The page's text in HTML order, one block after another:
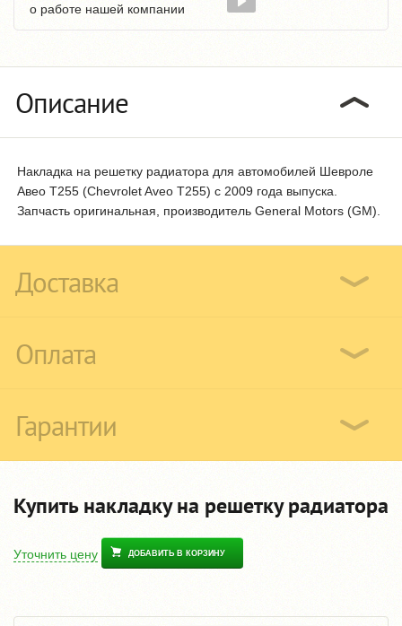
о работе нашей компании
Описание
Накладка на решетку радиатора для автомобилей Шевроле
Авео T255 (Chevrolet Aveo T255) с 2009 года выпуска.
Запчасть оригинальная, производитель General Motors (GM).
Доставка
Оплата
Гарантии
Купить накладку на решетку радиатора
Уточнить цену ДОБАВИТЬ В КОРЗИНУ